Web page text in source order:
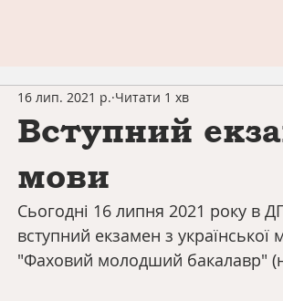
Вступний
мови
16 лип. 2021 р. Читати 1 хв
Сьогодні 16 липня 2021 року в
вступний екзамен з
"Фаховий молодший бакалавр"